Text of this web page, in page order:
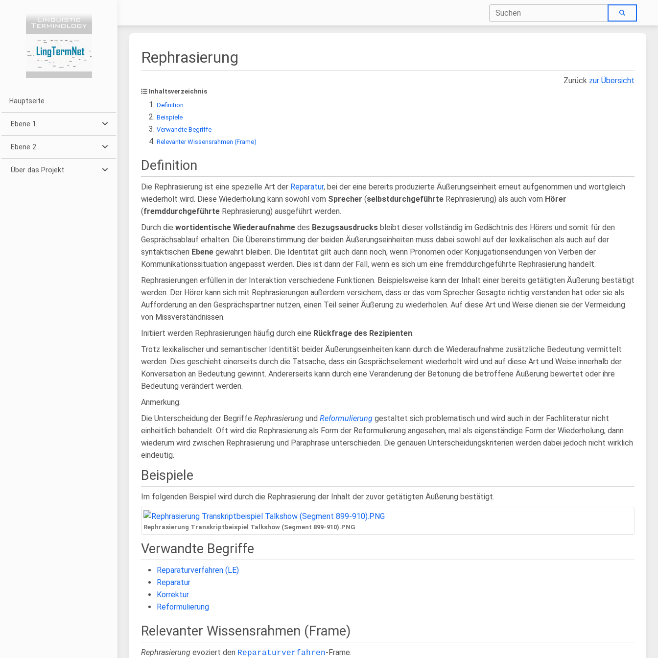
Hauptseite
Ebene 1
Ebene 2
Über das Projekt
Rephrasierung
Zurück zur Übersicht
Inhaltsverzeichnis
Definition
Beispiele
Verwandte Begriffe
Relevanter Wissensrahmen (Frame)
Definition
Die Rephrasierung ist eine spezielle Art der Reparatur, bei der eine bereits produzierte Äußerungseinheit erneut aufgenommen und wortgleich
wiederholt wird. Diese Wiederholung kann sowohl vom Sprecher (selbstdurchgeführte Rephrasierung) als auch vom Hörer
(fremddurchgeführte Rephrasierung) ausgeführt werden.
Durch die wortidentische Wiederaufnahme des Bezugsausdrucks bleibt dieser vollständig im Gedächtnis des Hörers und somit für den
Gesprächsablauf erhalten. Die Übereinstimmung der beiden Äußerungseinheiten muss dabei sowohl auf der lexikalischen als auch auf der
syntaktischen Ebene gewahrt bleiben. Die Identität gilt auch dann noch, wenn Pronomen oder Konjugationsendungen von Verben der
Kommunikationssituation angepasst werden. Dies ist dann der Fall, wenn es sich um eine fremddurchgeführte Rephrasierung handelt.
Rephrasierungen erfüllen in der Interaktion verschiedene Funktionen. Beispielsweise kann der Inhalt einer bereits getätigten Äußerung bestätigt
werden. Der Hörer kann sich mit Rephrasierungen außerdem versichern, dass er das vom Sprecher Gesagte richtig verstanden hat oder sie als
Aufforderung an den Gesprächspartner nutzen, einen Teil seiner Äußerung zu wiederholen. Auf diese Art und Weise dienen sie der Vermeidung
von Missverständnissen.
Initiiert werden Rephrasierungen häufig durch eine Rückfrage des Rezipienten.
Trotz lexikalischer und semantischer Identität beider Äußerungseinheiten kann durch die Wiederaufnahme zusätzliche Bedeutung vermittelt
werden. Dies geschieht einerseits durch die Tatsache, dass ein Gesprächselement wiederholt wird und auf diese Art und Weise innerhalb der
Konversation an Bedeutung gewinnt. Andererseits kann durch eine Veränderung der Betonung die betroffene Äußerung bewertet oder ihre
Bedeutung verändert werden.
Anmerkung:
Die Unterscheidung der Begriffe Rephrasierung und Reformulierung gestaltet sich problematisch und wird auch in der Fachliteratur nicht
einheitlich behandelt. Oft wird die Rephrasierung als Form der Reformulierung angesehen, mal als eigenständige Form der Wiederholung, dann
wiederum wird zwischen Rephrasierung und Paraphrase unterschieden. Die genauen Unterscheidungskriterien werden dabei jedoch nicht wirklich
eindeutig.
Beispiele
Im folgenden Beispiel wird durch die Rephrasierung der Inhalt der zuvor getätigten Äußerung bestätigt.
Rephrasierung Transkriptbeispiel Talkshow (Segment 899-910).PNG
Verwandte Begriffe
Reparaturverfahren (LE)
Reparatur
Korrektur
Reformulierung
Relevanter Wissensrahmen (Frame)
Rephrasierung evoziert den Reparaturverfahren-Frame.